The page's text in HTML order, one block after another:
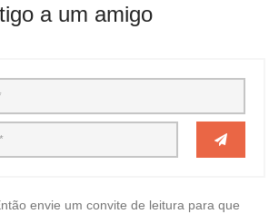
a um amigo
envie um convite de leitura para que